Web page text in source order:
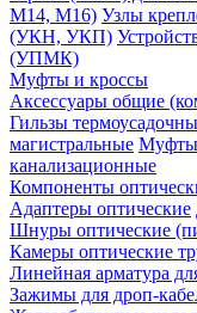
М14, М16) Узлы
(УКН, УКП)
(УПМК)
Муфты и кроссы
Аксессуары общие
Гильзы
магистральные
канализационные
Компоненты
Адаптеры оптические
Шнуры оптические
Камеры оптические
Линейная арматура
Зажимы для дроп-